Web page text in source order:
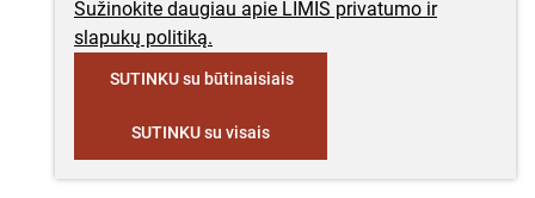
Sužinokite daugiau apie LIMIS privatumo ir
slapukų politiką.
SUTINKU su būtinaisiais
SUTINKU su visais